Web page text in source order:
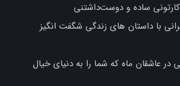
در عاشقان ماه که شما را به دنیای خیال